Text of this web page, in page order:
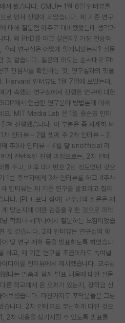
봤습니다. CMU는 1월 6일 인터뷰를
로 먼저 진행이 되었습니다. 제 기존 연구
대해 질문점 위주로 대비했었는데 생각과
다. 왜 PhD를 따고 싶은지? 가장 인상적
우리 연구실은 어떻게 알게되었는지? 질문
것 같습니다. 질문의 의도는 순서대로 Ph
관심사를 확인하는 것, 연구실과의 핏을
. Harvard 인터뷰도 1월 7일에 보았는데,
가 속했던 연구실에서 진행한 연구에 대한
에서 언급한 연구분야 방법론에 대해
요. MIT Media Lab 은 1월 중순경 인터
쳐 진행했습니다. 이 부분은 좀 자세히 써
차 인터뷰 – 2월 셋째 주 2차 인터뷰 – 2
주3차 인터뷰 – 4월 말 unofficial 리
전반적인 진행 과정으로는, 2차 인터
를 주고, 이후 대기번호 2번 정도였던 것으
1번 후보자에게 3차 인터뷰를 하고 4주차
인터뷰는 제 기존 연구를 발표하고 질의
니다. (PI + 포닥 참여) 교수님의 질문은 제
맞는지에 대한 검증을 위한 것으로 파악
학회나 세미나에서 질문하는 느낌이었습
것 같습니다. 2차 인터뷰는 연구실의 향
및 연구 계획 등을 발표하도록 하였습니
하고, 제 기존 연구를 조금이라도 녹여낼
디어를 인터뷰에서 제시했습니다. 교수님
다는 말씀과 함께 발표 내용에 대한 질문
른 학교에서 온 오퍼가 있는지, 장학금 신
보셨습니다. 마찬가지로 포닥분들은 그냥
습니다. 2차 인터뷰도 무난하게 마친 것으
2차 내용을 상기시킬 수 있도록 발표를